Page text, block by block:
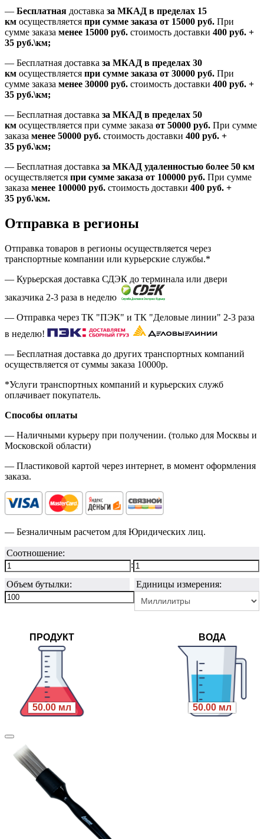
— Бесплатная доставка за МКАД в пределах 15
км осуществляется при сумме заказа от 15000 руб. При
сумме заказа менее 15000 руб. стоимость доставки 400 руб. +
35 руб.\км;
— Бесплатная доставка за МКАД в пределах 30
км осуществляется при сумме заказа от 30000 руб. При
сумме заказа менее 30000 руб. стоимость доставки 400 руб. +
35 руб.\км;
— Бесплатная доставка за МКАД в пределах 50
км осуществляется при сумме заказа от 50000 руб. При сумме
заказа менее 50000 руб. стоимость доставки 400 руб. +
35 руб.\км;
— Бесплатная доставка за МКАД удаленностью более 50 км
осуществляется при сумме заказа от 100000 руб. При сумме
заказа менее 100000 руб. стоимость доставки 400 руб. +
35 руб.\км.
Отправка в регионы
Отправка товаров в регионы осуществляется через
транспортные компании или курьерские службы.*
— Курьерская доставка СДЭК до терминала или двери
заказчика 2-3 раза в неделю
— Отправка через ТК "ПЭК" и ТК "Деловые линии" 2-3 раза
в неделю!
— Бесплатная доставка до других транспортных компаний
осуществляется от суммы заказа 10000р.
*Услуги транспортных компаний и курьерских служб
оплачивает покупатель.
Способы оплаты
— Наличными курьеру при получении. (только для Москвы и
Московской области)
— Пластиковой картой через интернет, в момент оформления
заказа.
— Безналичным расчетом для Юридических лиц.
Соотношение:
:
Объем бутылки:
Единицы измерения:
ПРОДУКТ
50.00 мл
ВОДА
50.00 мл